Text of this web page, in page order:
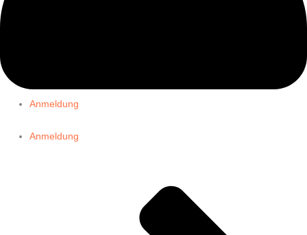
Anmeldung
Anmeldung